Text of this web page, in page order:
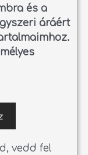
és a
áráért
vedd fel